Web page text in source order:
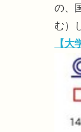
の、
む）
【